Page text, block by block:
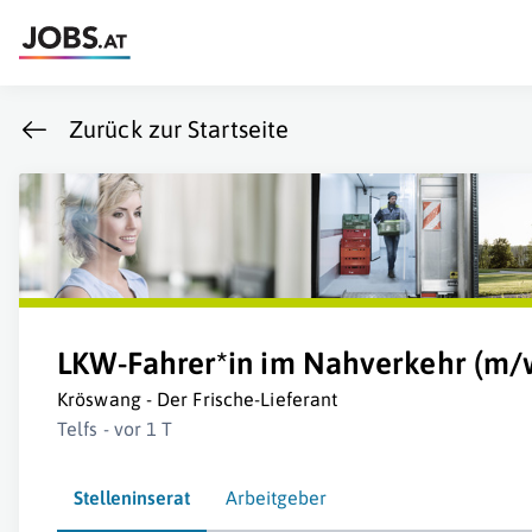
Zurück zur Startseite
LKW-Fahrer*in im Nahverkehr
Kröswang - Der Frische-Lieferant
Telfs - vor 1 T
Stelleninserat Arbeitgeber